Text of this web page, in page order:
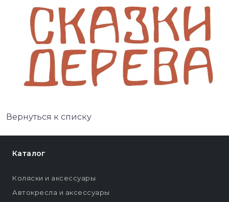
Вернуться к списку
Каталог
Коляски и аксессуары
Автокресла и аксессуары